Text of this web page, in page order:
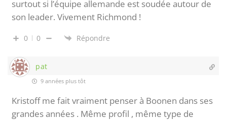
surtout si l’équipe allemande est soudée autour de
son leader. Vivement Richmond !
0 0 Répondre
pat
9 années plus tôt
Kristoff me fait vraiment penser à Boonen dans ses
grandes années . Même profil , même type de